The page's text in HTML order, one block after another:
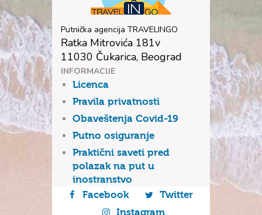
Putnička agencija TRAVELINGO
Ratka Mitrovića 181v
11030 Čukarica, Beograd
INFORMACIJE
Licenca
Pravila privatnosti
Obaveštenja Covid-19
Putno osiguranje
Praktični saveti pred
polazak na put u
inostranstvo
Facebook
Twitter
Instagram